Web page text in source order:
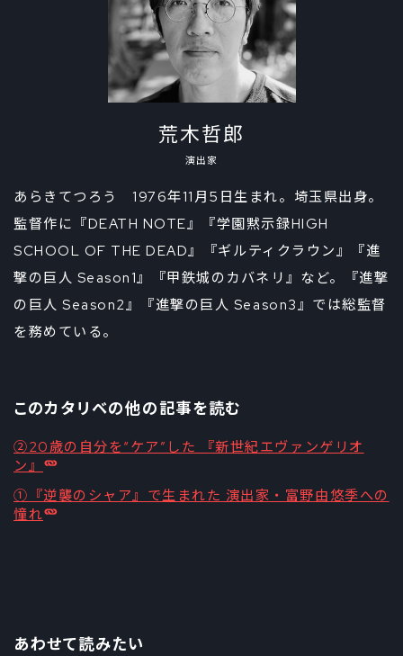
荒木哲郎
演出家
あらきてつろう 1976年11月5日生まれ。埼玉県出身。
監督作に『DEATH NOTE』『学園黙示録HIGH
SCHOOL OF THE DEAD』『ギルティクラウン』『進
撃の巨人 Season1』『甲鉄城のカバネリ』など。『進撃
の巨人 Season2』『進撃の巨人 Season3』では総監督
を務めている。
このカタリベの他の記事を読む
②20歳の自分を“ケア”した 『新世紀エヴァンゲリオ
ン』
①『逆襲のシャア』で生まれた 演出家・富野由悠季への
憧れ
あわせて読みたい